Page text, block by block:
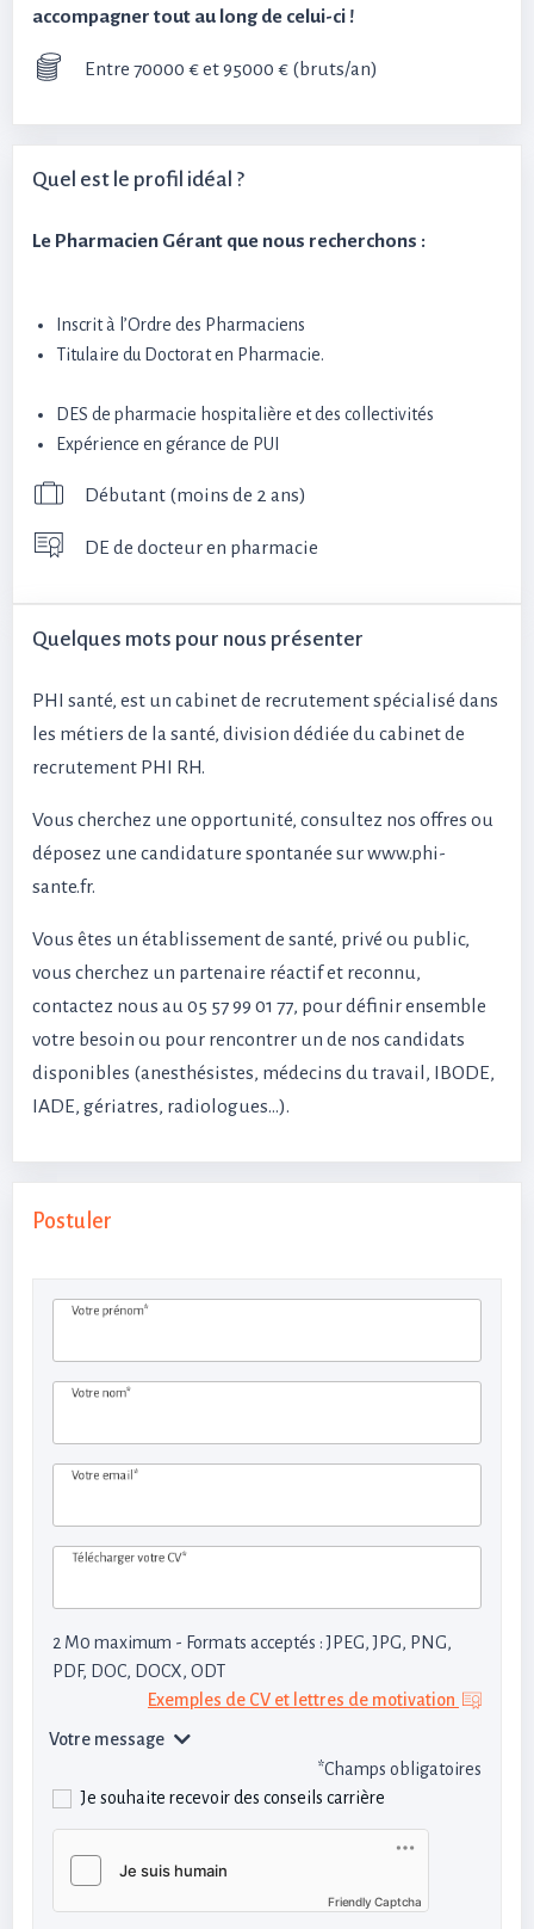
accompagner tout au long de celui-ci !
Entre 70000 € et 95000 € (bruts/an)
Quel est le profil idéal ?
Le Pharmacien Gérant que nous recherchons :
Inscrit à l’Ordre des Pharmaciens
Titulaire du Doctorat en Pharmacie.
DES de pharmacie hospitalière et des collectivités
Expérience en gérance de PUI
Débutant (moins de 2 ans)
DE de docteur en pharmacie
Quelques mots pour nous présenter
PHI santé, est un cabinet de recrutement spécialisé dans
les métiers de la santé, division dédiée du cabinet de
recrutement PHI RH.
Vous cherchez une opportunité, consultez nos offres ou
déposez une candidature spontanée sur www.phi-
sante.fr.
Vous êtes un établissement de santé, privé ou public,
vous cherchez un partenaire réactif et reconnu,
contactez nous au 05 57 99 01 77, pour définir ensemble
votre besoin ou pour rencontrer un de nos candidats
disponibles (anesthésistes, médecins du travail, IBODE,
IADE, gériatres, radiologues…).
Postuler
Votre prénom*
Votre nom*
Votre email*
Télécharger votre CV*
2 M0 maximum - Formats acceptés : JPEG, JPG, PNG,
PDF, DOC, DOCX, ODT
Exemples de CV et lettres de motivation
Votre message
*Champs obligatoires
Je souhaite recevoir des conseils carrière
Friendly Captcha